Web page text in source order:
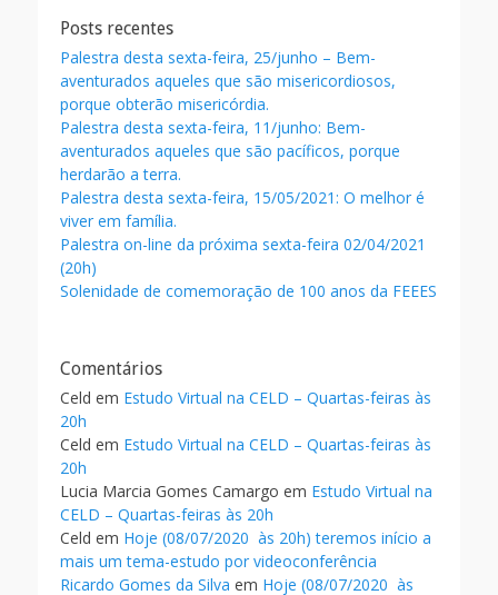
o
k
Posts recentes
Palestra desta sexta-feira, 25/junho – Bem-
aventurados aqueles que são misericordiosos,
porque obterão misericórdia.
Palestra desta sexta-feira, 11/junho: Bem-
aventurados aqueles que são pacíficos, porque
herdarão a terra.
Palestra desta sexta-feira, 15/05/2021: O melhor é
viver em família.
Palestra on-line da próxima sexta-feira 02/04/2021
(20h)
Solenidade de comemoração de 100 anos da FEEES
Comentários
Celd em Estudo Virtual na CELD – Quartas-feiras às
20h
Celd em Estudo Virtual na CELD – Quartas-feiras às
20h
Lucia Marcia Gomes Camargo em Estudo Virtual na
CELD – Quartas-feiras às 20h
Celd em Hoje (08/07/2020 às 20h) teremos início a
mais um tema-estudo por videoconferência
Ricardo Gomes da Silva em Hoje (08/07/2020 às